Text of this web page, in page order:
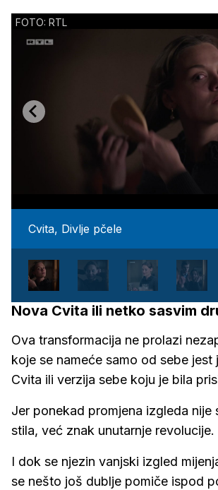
FOTO: RTL
Cvita, Divlje pčele
Nova Cvita ili netko sasvim
Ova transformacija ne prolazi
koje se nameće samo od sebe jest
Cvita ili verzija sebe koju je bila
Jer ponekad promjena izgleda nije
stila, već znak unutarnje revolucije.
I dok se njezin vanjski izgled
se nešto još dublje pomiče ispod